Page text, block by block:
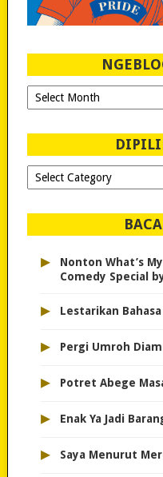
Ngeblog
Sejak
Dipilih-
dipilih..
▸
Nonton What’s
Comedy Special
▸ Lestarikan
▸ Pergi Umroh
▸ Potret Abege
▸ Enak Ya Jadi
▸ Saya Menurut